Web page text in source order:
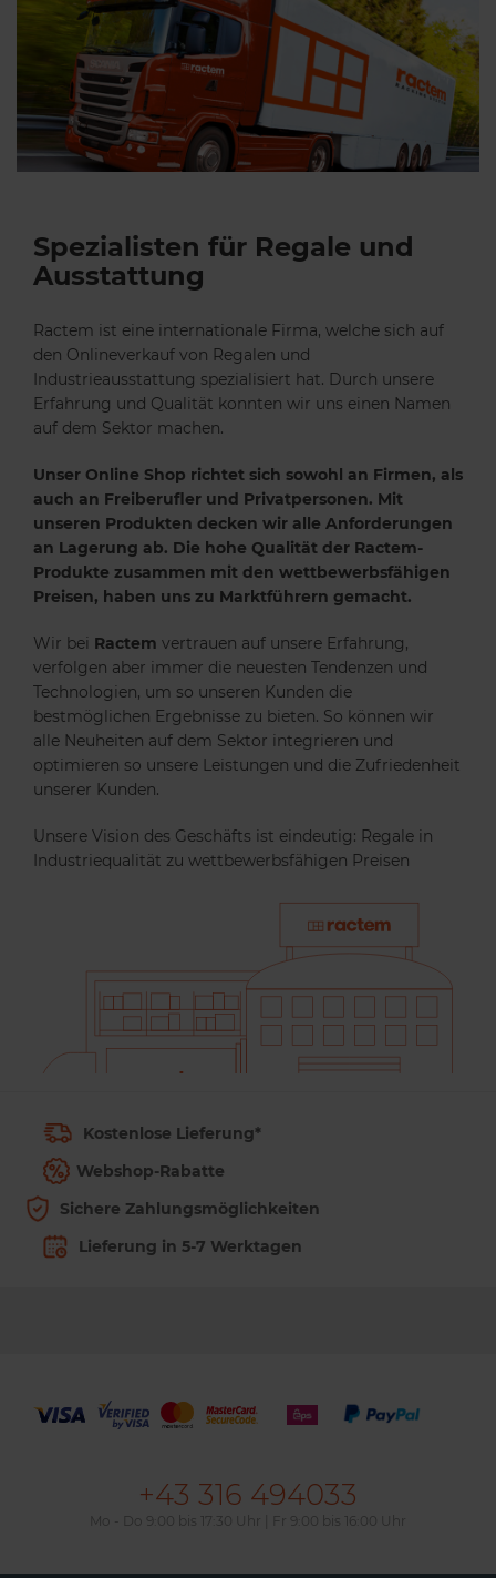
Spezialisten für Regale und
Ausstattung
Ractem ist eine internationale Firma, welche sich auf
den Onlineverkauf von Regalen und
Industrieausstattung spezialisiert hat. Durch unsere
Erfahrung und Qualität konnten wir uns einen Namen
auf dem Sektor machen.
Unser Online Shop richtet sich sowohl an Firmen, als
auch an Freiberufler und Privatpersonen. Mit
unseren Produkten decken wir alle Anforderungen
an Lagerung ab. Die hohe Qualität der Ractem-
Produkte zusammen mit den wettbewerbsfähigen
Preisen, haben uns zu Marktführern gemacht.
Wir bei Ractem vertrauen auf unsere Erfahrung,
verfolgen aber immer die neuesten Tendenzen und
Technologien, um so unseren Kunden die
bestmöglichen Ergebnisse zu bieten. So können wir
alle Neuheiten auf dem Sektor integrieren und
optimieren so unsere Leistungen und die Zufriedenheit
unserer Kunden.
Unsere Vision des Geschäfts ist eindeutig: Regale in
Industriequalität zu wettbewerbsfähigen Preisen
Kostenlose Lieferung*
Webshop-Rabatte
Sichere Zahlungsmöglichkeiten
Lieferung in 5-7 Werktagen
+43 316 494033
Mo - Do 9:00 bis 17:30 Uhr | Fr 9:00 bis 16:00 Uhr